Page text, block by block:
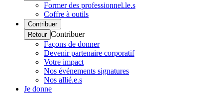
Former des professionnel.le.s
Coffre à outils
Contribuer
Retour Contribuer
Façons de donner
Devenir partenaire corporatif
Votre impact
Nos événements signatures
Nos allié.e.s
Je donne